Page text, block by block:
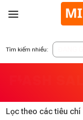
Tìm kiếm nhiều:
Lọc theo các tiêu chí